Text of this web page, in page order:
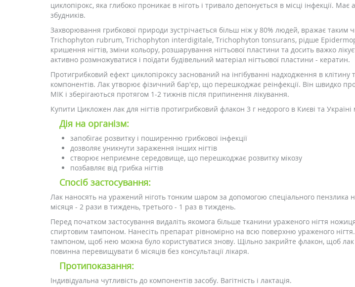
циклопірокс, яка глибоко проникає в ніготь і тривало депонується в місці інфекції.
збудників.
Захворювання грибкової природи зустрічається більш ніж у 80% людей, вражає
Trichophyton rubrum, Trichophyton interdigitale, Trichophyton tonsurans, рідше
кришення нігтів, зміни кольору, розшарування нігтьової пластини та досить важко
активно розмножуватися і поїдати будівельний матеріал нігтьової пластини - кератин.
Протигрибковий ефект циклопіроксу заснований на інгібуванні надходження в клітину
компонентів. Лак утворює фізичний бар'єр, що перешкоджає реінфекції. Він швидко
МІК і зберігаються протягом 1-2 тижнів після припинення лікування.
Купити Цикложен лак для нігтів протигрибковий флакон 3 г недорого в Києві та
Дія на організм:
запобігає розвитку і поширенню грибкової інфекції
дозволяє уникнути зараження інших нігтів
створює неприємне середовище, що перешкоджає розвитку мікозу
позбавляє від грибка нігтів
Спосіб застосування:
Лак наносять на уражений ніготь тонким шаром за допомогою спеціального
місяця - 2 рази в тиждень, третього - 1 раз в тиждень.
Перед початком застосування видаліть якомога більше тканини ураженого нігтя
спиртовим тампоном. Нанесіть препарат рівномірно на всю поверхню ураженого нігтя.
тампоном, щоб нею можна було користуватися знову. Щільно закрийте флакон, щоб лак
повинна перевищувати 6 місяців без консультації лікаря.
Протипоказання:
Індивідуальна чутливість до компонентів засобу. Вагітність і лактація.